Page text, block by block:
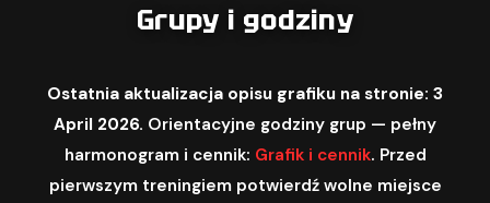
Grupy i godziny
Ostatnia aktualizacja opisu grafiku na stronie: 3
April 2026. Orientacyjne godziny grup — pełny
harmonogram i cennik: Grafik i cennik. Przed
pierwszym treningiem potwierdź wolne miejsce